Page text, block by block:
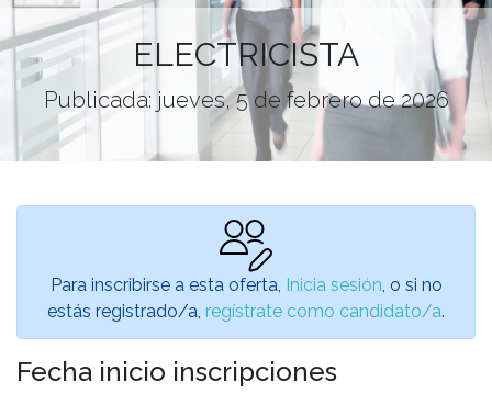
ELECTRICISTA
Publicada: jueves, 5 de febrero de 2026
Para inscribirse a esta oferta, Inicia sesión , o si no
estás registrado/a, regístrate como candidato/a.
Fecha inicio inscripciones